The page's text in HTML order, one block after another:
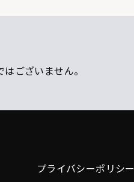
ございません。
プライバシーポリシー